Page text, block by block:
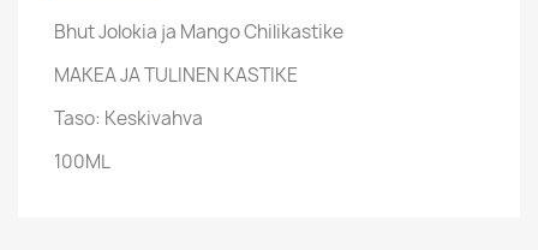
Bhut Jolokia ja Mango Chilikastike
MAKEA JA TULINEN KASTIKE
Taso: Keskivahva
100ML